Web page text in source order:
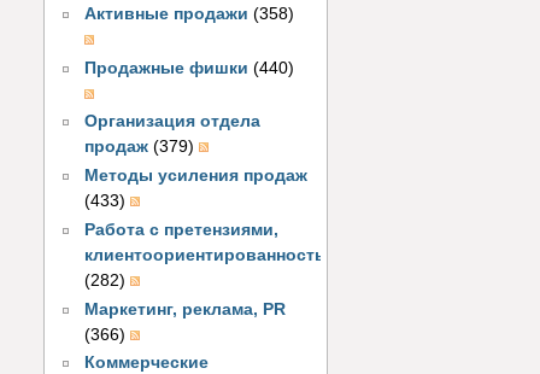
Активные продажи (358)
Продажные фишки (440)
Организация отдела
продаж (379)
Методы усиления продаж
(433)
Работа с претензиями,
клиентоориентированность
(282)
Маркетинг, реклама, PR
(366)
Коммерческие